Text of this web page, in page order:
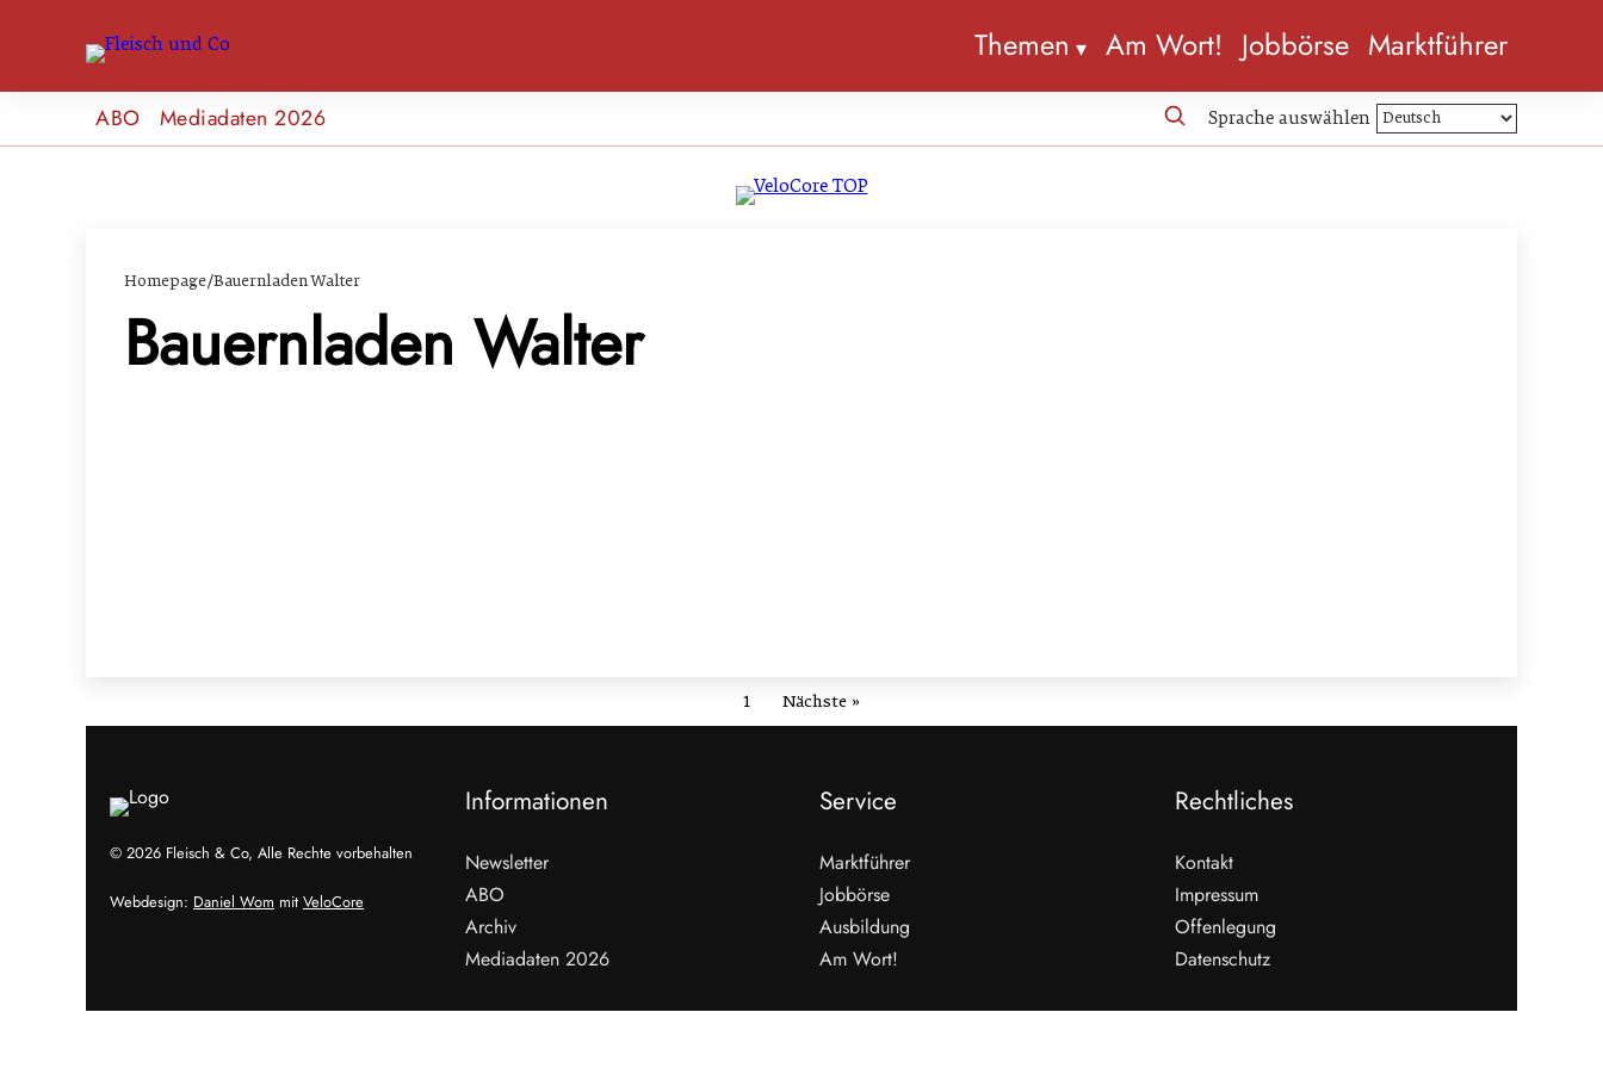
Themen Am Wort! Jobbörse Marktführer
ABO Mediadaten 2026 Sprache auswählen
Homepage/Bauernladen Walter
Bauernladen Walter
1 Nächste »
© 2026 Fleisch & Co, Alle Rechte vorbehalten
Webdesign: Daniel Wom mit VeloCore
Informationen
Newsletter
ABO
Archiv
Mediadaten 2026
Service
Marktführer
Jobbörse
Ausbildung
Am Wort!
Rechtliches
Kontakt
Impressum
Offenlegung
Datenschutz